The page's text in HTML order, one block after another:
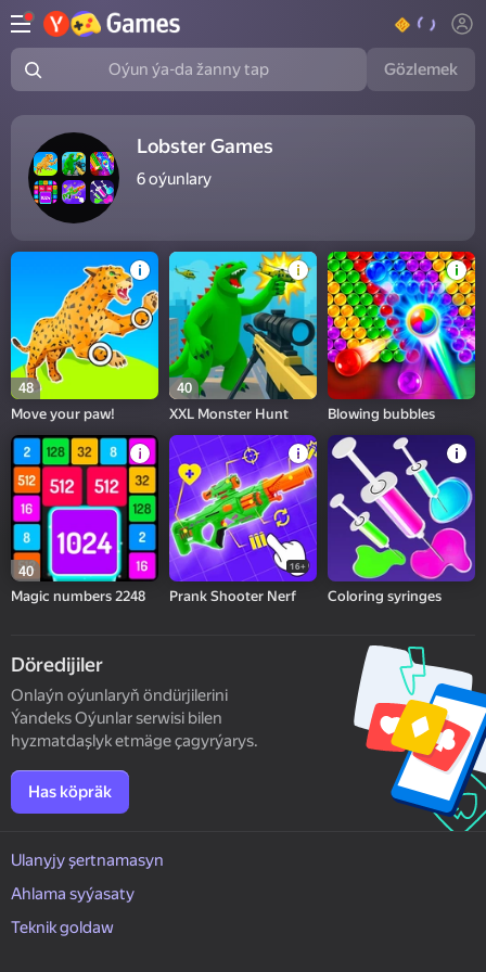
Oýun ýa-da žanny tap Gözlemek
Lobster Games
6oýunlary
48
Move your paw!
40
XXL Monster Hunt
Blowing bubbles
40
Magic numbers 2248
16+
Prank Shooter Nerf Coloring syringes
Döredijiler
Onlaýn oýunlaryň öndürjilerini
Ýandeks Oýunlar serwisi bilen
hyzmatdaşlyk etmäge çagyrýarys.
Has köpräk
Ulanyjy şertnamasyn
Ahlama syýasaty
Teknik goldaw